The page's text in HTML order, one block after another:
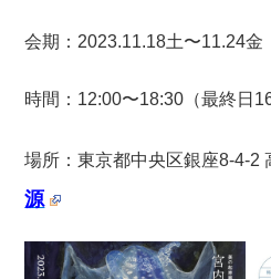
会期：2023.11.18土〜11.24
時間：12:00〜18:30（最終日
場所：東京都中央区銀座8-4-
源